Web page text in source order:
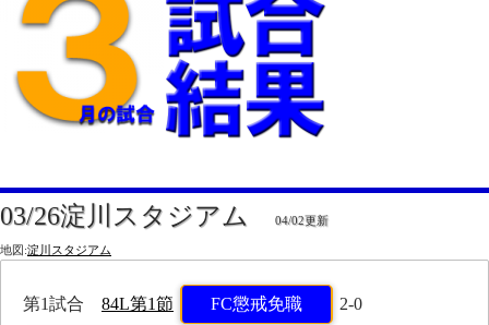
03/26淀川スタジアム 04/02更新
地図:淀川スタジアム
第1試合 84L第1節 FC懲戒免職 2-0